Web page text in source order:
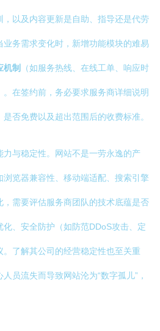
，以及内容更新是自助、指导还是代劳
业务需求变化时，新增功能模块的难易
机制 （如服务热线、在线工单、响应时
在签约前，务必要求服务商详细说明
否免费以及超出范围后的收费标准。
与稳定性。网站不是一劳永逸的产
览器兼容性、移动端适配、搜索引擎
需要评估服务商团队的技术底蕴是否
、安全防护（如防范DDoS攻击、定
了解其公司的经营稳定性也至关重
员流失而导致网站沦为“数字孤儿”，